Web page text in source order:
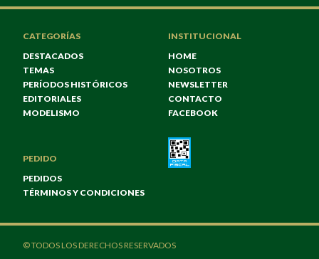
CATEGORÍAS
DESTACADOS
TEMAS
PERÍODOS HISTÓRICOS
EDITORIALES
MODELISMO
INSTITUCIONAL
HOME
NOSOTROS
NEWSLETTER
CONTACTO
FACEBOOK
PEDIDO
PEDIDOS
TÉRMINOS Y CONDICIONES
© TODOS LOS DERECHOS RESERVADOS